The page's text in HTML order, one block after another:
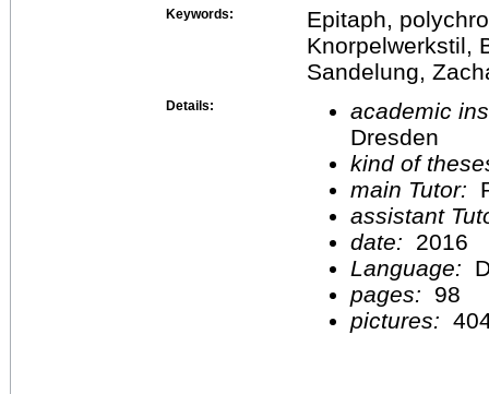
Keywords:
Epitaph,
Knorpelwerkstil,
Sandelung,
Details:
academic
Dresden
kind of
main Tutor:
assistant
date:
2016
Language:
pages:
98
pictures: